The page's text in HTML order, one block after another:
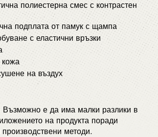
полиестерна смес с контрастен
подплата от памук с щампа
с еластични връзки
на въздух
е да има малки разлики в
на продукта поради
методи.